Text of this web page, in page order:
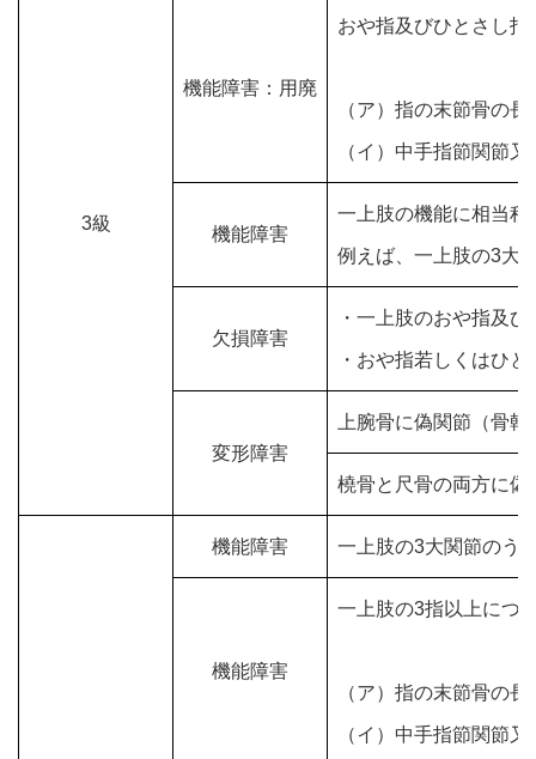
3級
機能障害：用廃
おや指及びひとさし
（ア）指の末節骨の
（イ）中手指節関節
機能障害
一上肢の機能に相当
例えば、一上肢の3大
欠損障害
・一上肢のおや指及
・おや指若しくはひ
変形障害
上腕骨に偽関節（骨
橈骨と尺骨の両方に
機能障害 一上肢の3大関節のう
機能障害
一上肢の3指以上につ
（ア）指の末節骨の
（イ）中手指節関節